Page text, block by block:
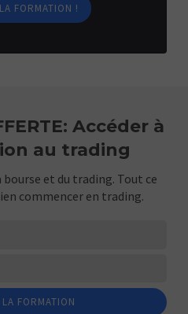
FORMATION !
Accéder à
au trading
bourse et du trading. Tout ce
commencer en trading.
FORMATION